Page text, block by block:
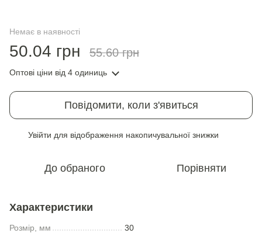
Немає в наявності
50.04 грн 55.60 грн
Оптові ціни від 4 одиниць
Повідомити, коли з'явиться
Увійти для відображення накопичувальної знижки
До обраного Порівняти
Характеристики
Розмір, мм 30